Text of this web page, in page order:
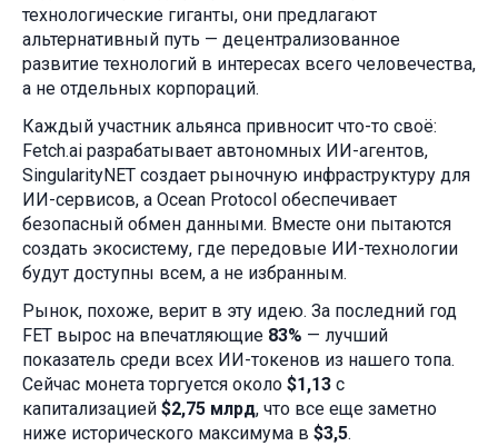
технологические гиганты, они предлагают
альтернативный путь — децентрализованное
развитие технологий в интересах всего человечества,
а не отдельных корпораций.
Каждый участник альянса привносит что-то своё:
Fetch.ai разрабатывает автономных ИИ-агентов,
SingularityNET создает рыночную инфраструктуру для
ИИ-сервисов, а Ocean Protocol обеспечивает
безопасный обмен данными. Вместе они пытаются
создать экосистему, где передовые ИИ-технологии
будут доступны всем, а не избранным.
Рынок, похоже, верит в эту идею. За последний год
FET вырос на впечатляющие 83% — лучший
показатель среди всех ИИ-токенов из нашего топа.
Сейчас монета торгуется около $1,13 с
капитализацией $2,75 млрд, что все еще заметно
ниже исторического максимума в $3,5.